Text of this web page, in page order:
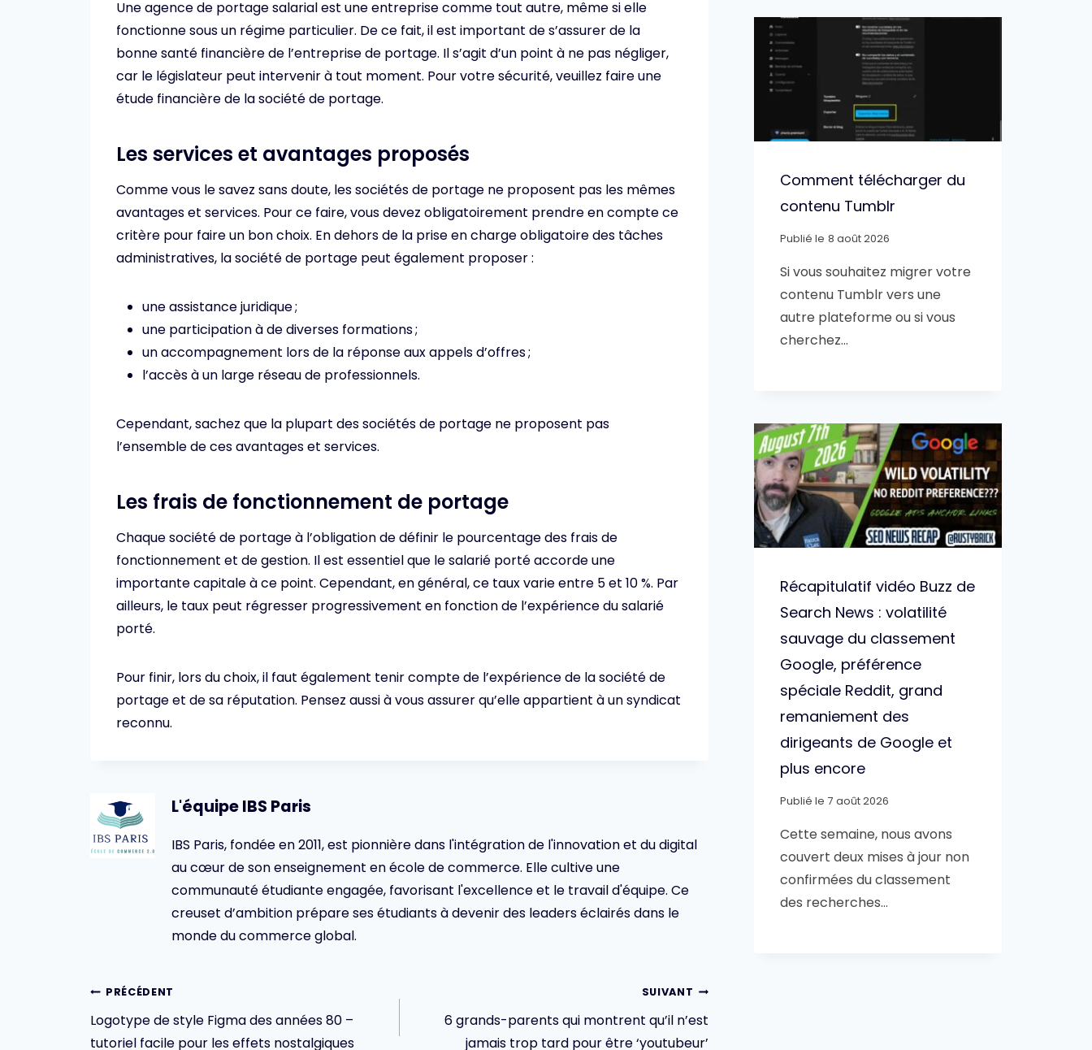
Une agence de portage salarial est une entreprise comme tout autre, même si elle
fonctionne sous un régime particulier. De ce fait, il est important de s’assurer de la
bonne santé financière de l’entreprise de portage. Il s’agit d’un point à ne pas négliger,
car le législateur peut intervenir à tout moment. Pour votre sécurité, veuillez faire une
étude financière de la société de portage.
Les services et avantages proposés
Comme vous le savez sans doute, les sociétés de portage ne proposent pas les mêmes
avantages et services. Pour ce faire, vous devez obligatoirement prendre en compte ce
critère pour faire un bon choix. En dehors de la prise en charge obligatoire des tâches
administratives, la société de portage peut également proposer :
une assistance juridique ;
une participation à de diverses formations ;
un accompagnement lors de la réponse aux appels d’offres ;
l’accès à un large réseau de professionnels.
Cependant, sachez que la plupart des sociétés de portage ne proposent pas
l’ensemble de ces avantages et services.
Les frais de fonctionnement de portage
Chaque société de portage à l’obligation de définir le pourcentage des frais de
fonctionnement et de gestion. Il est essentiel que le salarié porté accorde une
importante capitale à ce point. Cependant, en général, ce taux varie entre 5 et 10 %. Par
ailleurs, le taux peut régresser progressivement en fonction de l’expérience du salarié
porté.
Pour finir, lors du choix, il faut également tenir compte de l’expérience de la société de
portage et de sa réputation. Pensez aussi à vous assurer qu’elle appartient à un syndicat
reconnu.
L'équipe IBS Paris
IBS Paris, fondée en 2011, est pionnière dans l'intégration de l'innovation et du digital
au cœur de son enseignement en école de commerce. Elle cultive une
communauté étudiante engagée, favorisant l'excellence et le travail d'équipe. Ce
creuset d’ambition prépare ses étudiants à devenir des leaders éclairés dans le
monde du commerce global.
Navigation
de
PRÉCÉDENT
Logotype de style Figma des années 80 –
tutoriel facile pour les effets nostalgiques
SUIVANT
6 grands-parents qui montrent qu’il n’est
jamais trop tard pour être ‘youtubeur’
Comment télécharger du
contenu Tumblr
Publié le 8 août 2026
Si vous souhaitez migrer votre
contenu Tumblr vers une
autre plateforme ou si vous
cherchez…
Récapitulatif vidéo Buzz de
Search News : volatilité
sauvage du classement
Google, préférence
spéciale Reddit, grand
remaniement des
dirigeants de Google et
plus encore
Publié le 7 août 2026
Cette semaine, nous avons
couvert deux mises à jour non
confirmées du classement
des recherches…